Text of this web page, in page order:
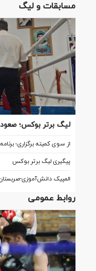
مسابقات و لیگ
لیگ برتر بوکس؛ صعود
از سوی کمیته برگزاری؛
پیگیری لیگ برتر بوکس
المپیک دانش‌آموزی-
روابط عمومی